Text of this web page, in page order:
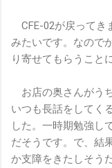
CFE-02が戻ってき
みたいです。なので
り寄せてもらうこと
お店の奥さんがう
いつも長話をしてく
した。一時期勉強し
だそうです。で、結
か支障をきたしそう